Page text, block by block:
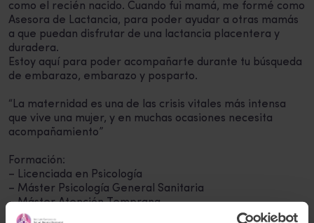
como el recién nacido. Cuando fui mamá, me formé como
Asesora de Lactancia, para poder ayudar a otras mamás
a que puedan disfrutar de una lactancia placentera y
duradera.
Estoy aquí para poder acompañarte durante tu búsqueda
de embarazo, embarazo y posparto.
“La maternidad es una de las crisis vitales más intensa
que vive una mujer, y en muchas ocasiones necesita
acompañamiento”
Formación:
– Licenciada en Psicología
– Máster Psicología General Sanitaria
– Máster Atención Temprana
– Formación específica en Psicología Perinatal